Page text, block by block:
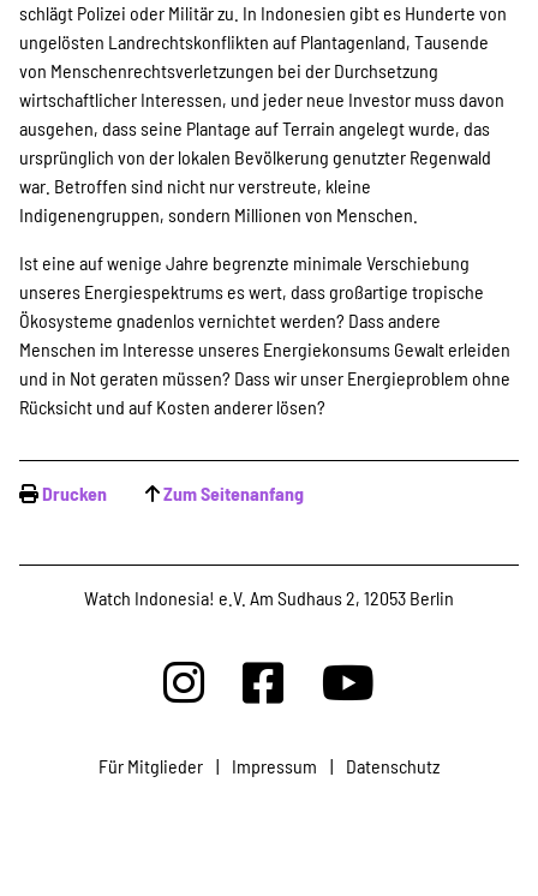
schlägt Polizei oder Militär zu. In Indonesien gibt es Hunderte von
ungelösten Landrechtskonflikten auf Plantagenland, Tausende
von Menschenrechtsverletzungen bei der Durchsetzung
wirtschaftlicher Interessen, und jeder neue Investor muss davon
ausgehen, dass seine Plantage auf Terrain angelegt wurde, das
ursprünglich von der lokalen Bevölkerung genutzter Regenwald
war. Betroffen sind nicht nur verstreute, kleine
Indigenengruppen, sondern Millionen von Menschen.
Ist eine auf wenige Jahre begrenzte minimale Verschiebung
unseres Energiespektrums es wert, dass großartige tropische
Ökosysteme gnadenlos vernichtet werden? Dass andere
Menschen im Interesse unseres Energiekonsums Gewalt erleiden
und in Not geraten müssen? Dass wir unser Energieproblem ohne
Rücksicht und auf Kosten anderer lösen?
Drucken Zum Seitenanfang
Watch Indonesia! e.V. Am Sudhaus 2, 12053 Berlin
Für Mitglieder | Impressum | Datenschutz